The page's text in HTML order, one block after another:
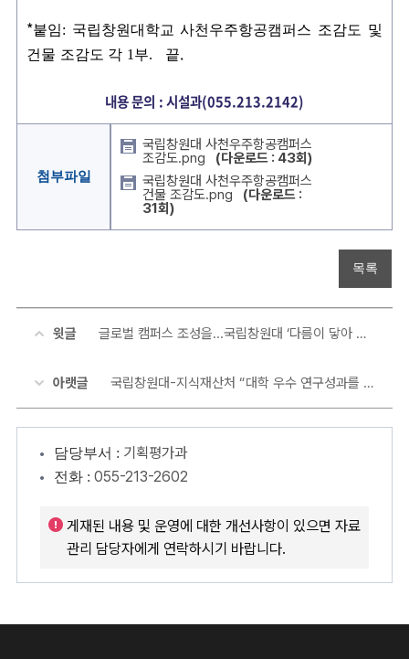
*붙임: 국립창원대학교 사천우주항공캠퍼스 조감도 및
건물 조감도 각 1 부. 끝.
내용 문의 : 시설과(055.213.2142)
첨부파일
국립창원대 사천우주항공캠퍼스
조감도.png
(다운로드 : 43회)
국립창원대 사천우주항공캠퍼스
건물 조감도.png
(다운로드 :
31회)
목록
윗글 글로벌 캠퍼스 조성을...국립창원대 ‘다름이 닿아 우리가 되다’ 특강
아랫글 국립창원대-지식재산처 “대학 우수 연구성과를 지식재산으로”...현장소통 간담회
담당부서 : 기획평가과
전화 : 055-213-2602
게재된 내용 및 운영에 대한 개선사항이 있으면 자료
관리 담당자에게 연락하시기 바랍니다.